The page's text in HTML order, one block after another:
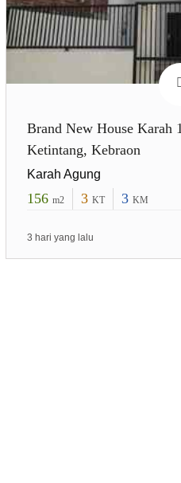
Brand New House Karah
Ketintang, Kebraon
Karah Agung
156 m2 3 KT 3 KM
3 hari yang lalu